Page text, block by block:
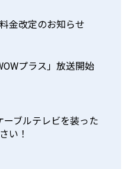
金改定のお知らせ
プラス」放送開始
ーブルテレビを装った
い！